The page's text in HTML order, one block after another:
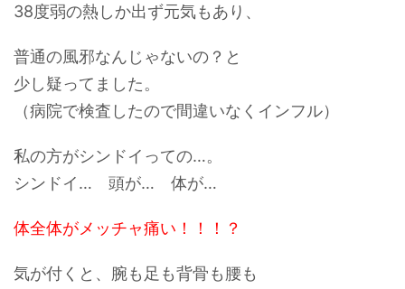
38度弱の熱しか出ず元気もあり、
普通の風邪なんじゃないの？ と
少し疑ってました。
（病院で検査したので間違いなくインフル）
私の方がシンドイっての…。
シンドイ… 頭が… 体が…
体全体がメッチャ痛い！！！？
気が付くと、腕も足も背骨も腰も